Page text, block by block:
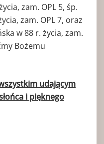
zam. OPL 5, śp.
zam. OPL 7, oraz
w 88 r. życia, zam.
Bożemu
udającym
i pięknego